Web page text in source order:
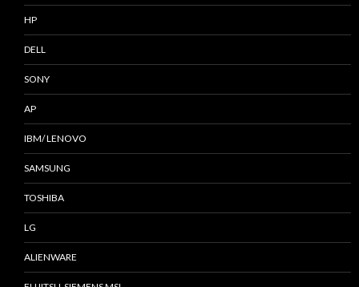
HP
DELL
SONY
AP
IBM/ LENOVO
SAMSUNG
TOSHIBA
LG
ALIENWARE